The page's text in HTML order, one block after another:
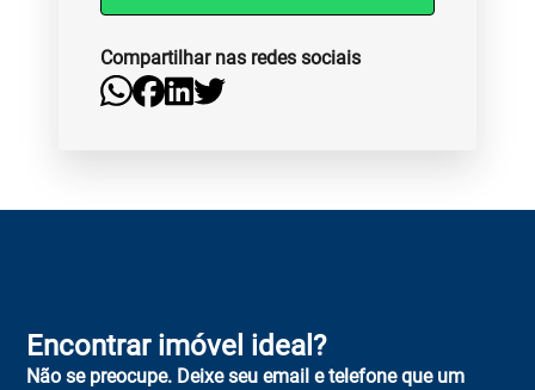
Compartilhar nas redes sociais
Encontrar imóvel ideal?
Não se preocupe. Deixe seu email e telefone que um